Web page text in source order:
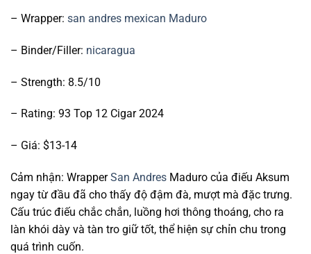
– Wrapper: san andres mexican Maduro
– Binder/Filler: nicaragua
– Strength: 8.5/10
– Rating: 93 Top 12 Cigar 2024
– Giá: $13-14
Cảm nhận: WrapperSan Andres Maduro của điếu Aksum
ngay từ đầu đã cho thấy độ đậm đà, mượt mà đặc trưng.
Cấu trúc điếu chắc chắn, luồng hơi thông thoáng, cho ra
làn khói dày và tàn tro giữ tốt, thể hiện sự chỉn chu trong
quá trình cuốn.